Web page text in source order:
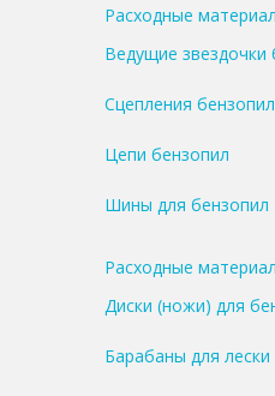
Расходные
Ведущие звездочки
Сцепления бензопил
Цепи бензопил
Шины для бензопил
Расходные
Диски (ножи) для
Барабаны для